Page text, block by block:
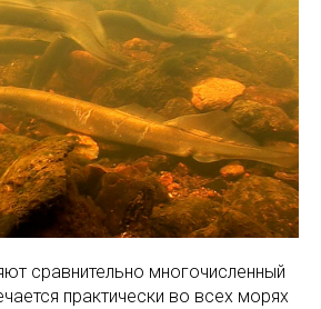
сравнительно многочисленный
практически во всех морях